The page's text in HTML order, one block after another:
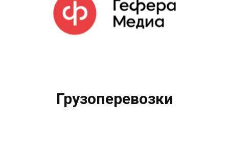
Грузоперевозки